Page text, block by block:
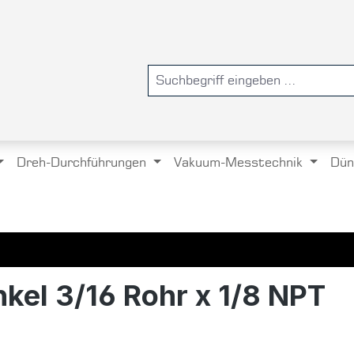
Dreh-Durchführungen Vakuum-Messtechnik
3/16 Rohr x 1/8 NPT